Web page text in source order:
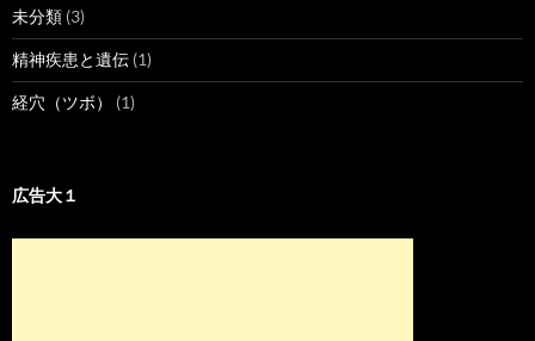
未分類 (3)
精神疾患と遺伝 (1)
経穴（ツボ） (1)
広告大１